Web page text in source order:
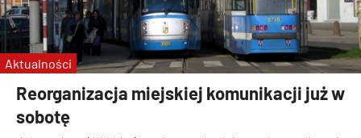
Reorganizacja miejskiej komunikacji już w
sobotę
Aktualności